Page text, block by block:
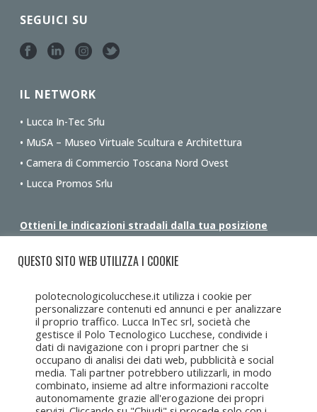
SEGUICI SU
IL NETWORK
• Lucca In-Tec Srlu
• MuSA – Museo Virtuale Scultura e Architettura
• Camera di Commercio Toscana Nord Ovest
• Lucca Promos Srlu
Ottieni le indicazioni stradali dalla tua posizione
QUESTO SITO WEB UTILIZZA I COOKIE
polotecnologicolucchese.it utilizza i cookie per
personalizzare contenuti ed annunci e per analizzare
il proprio traffico. Lucca InTec srl, società che
gestisce il Polo Tecnologico Lucchese, condivide i
dati di navigazione con i propri partner che si
occupano di analisi dei dati web, pubblicità e social
media. Tali partner potrebbero utilizzarli, in modo
combinato, insieme ad altre informazioni raccolte
autonomamente grazie all'erogazione dei propri